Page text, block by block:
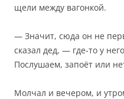
щели между вагонкой.
— Значит, сюда он не
сказал дед, — где-то у
Послушаем, запоёт или
Молчал и вечером, и